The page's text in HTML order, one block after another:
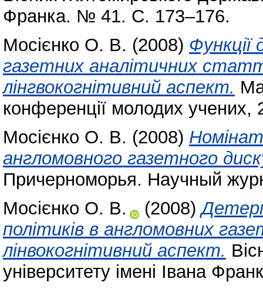
Франка. № 41. С. 173–176.
Мосієнко О. В. (2008) Функції
газетних аналітичних
лінгвокогнітивний аспект.
конференції молодих
Мосієнко О. В. (2008)
англомовного газетного
Причерноморья. Научный
Мосієнко О. В.
(2008)
політиків в англомовних
лінвокогнітивний аспект.
університету імені Івана